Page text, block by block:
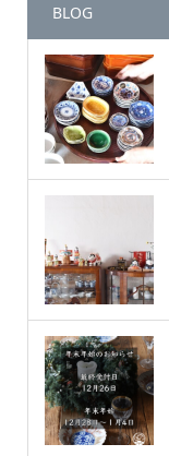
BLOG